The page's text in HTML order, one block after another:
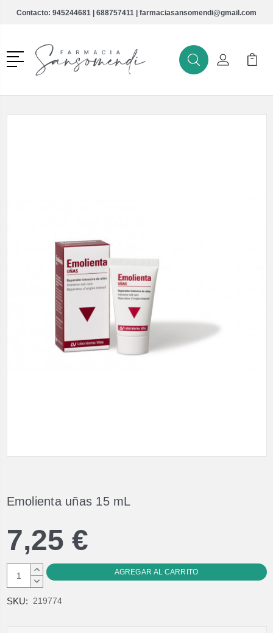
Contacto: 945244681 | 688757411 | farmaciasansomendi@gmail.com
Menú
BuscarMi Cuenta
Mi
Emolienta uñas 15 mL
7,25 €
AUMENTAR
CANTIDAD:
DISMINUIR
SKU: 219774